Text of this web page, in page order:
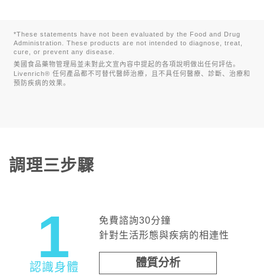
*These statements have not been evaluated by the Food and Drug
Administration. These products are not intended to diagnose, treat,
cure, or prevent any disease.
美國食品藥物管理局並未對此文宣內容中提起的各項說明做出任何評估。
Livenrich® 任何產品都不可替代醫師治療，且不具任何醫療、診斷、治療和
預防疾病的效果。
調理三步驟
1
認識身體
免費諮詢30分鐘
針對生活形態與疾病的相連性
體質分析